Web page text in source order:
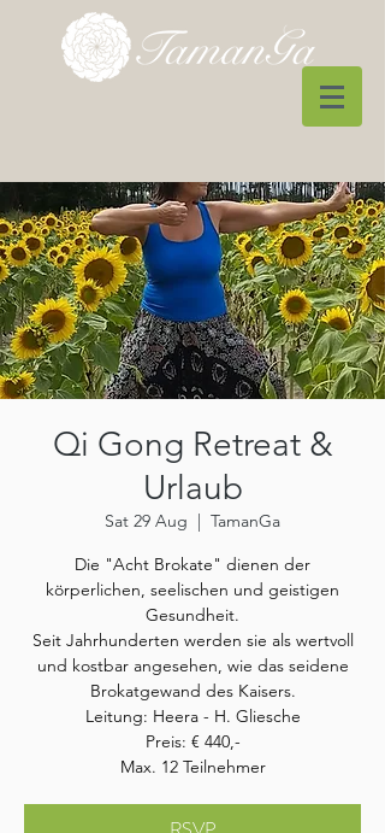
Qi Gong Retreat &
Urlaub
Sat 29 Aug
  |
TamanGa
Die "Acht Brokate" dienen der
körperlichen, seelischen und geistigen
Gesundheit.
Seit Jahrhunderten werden sie als wertvoll
und kostbar angesehen, wie das seidene
Brokatgewand des Kaisers.
Leitung: Heera - H. Gliesche
Preis: € 440,-
Max. 12 Teilnehmer